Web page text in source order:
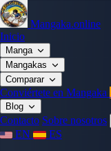
Mangaka.online
Inicio
Manga
Mangakas
Comparar
Conviértete en Mangaka
Blog
Contacto Sobre nosotros
EN
ES